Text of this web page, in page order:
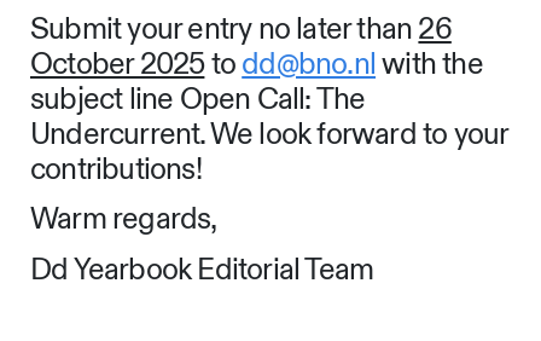
Submit your entry no later than26
October 2025todd@bno.nlwith the
subject line Open Call: The
Undercurrent. We look forward to your
contributions!
Warm regards,
Dd Yearbook Editorial Team